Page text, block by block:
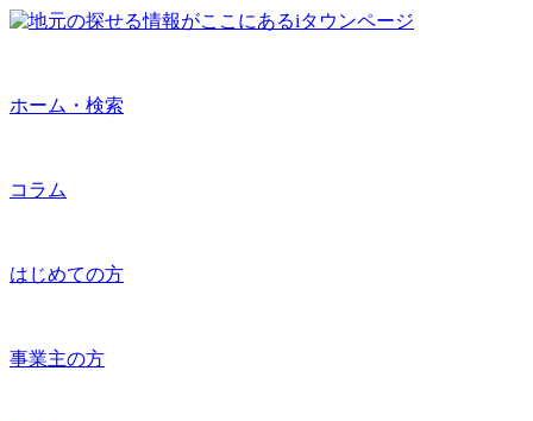
ホーム・検索
コラム
はじめての方
事業主の方